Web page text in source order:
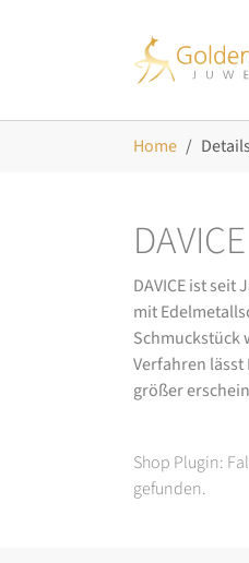
Home Details
DAVICE
DAVICE ist
mit
Schmuckstück
Verfahren
größer
Shop Plugin:
gefunden.